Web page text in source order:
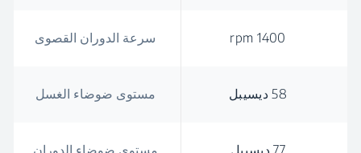
سرعة الدوران القصوى 1400 rpm
مستوى ضوضاء الغسل 58 ديسيبل
مستوى ضوضاء الدوران 77 ديسيبل